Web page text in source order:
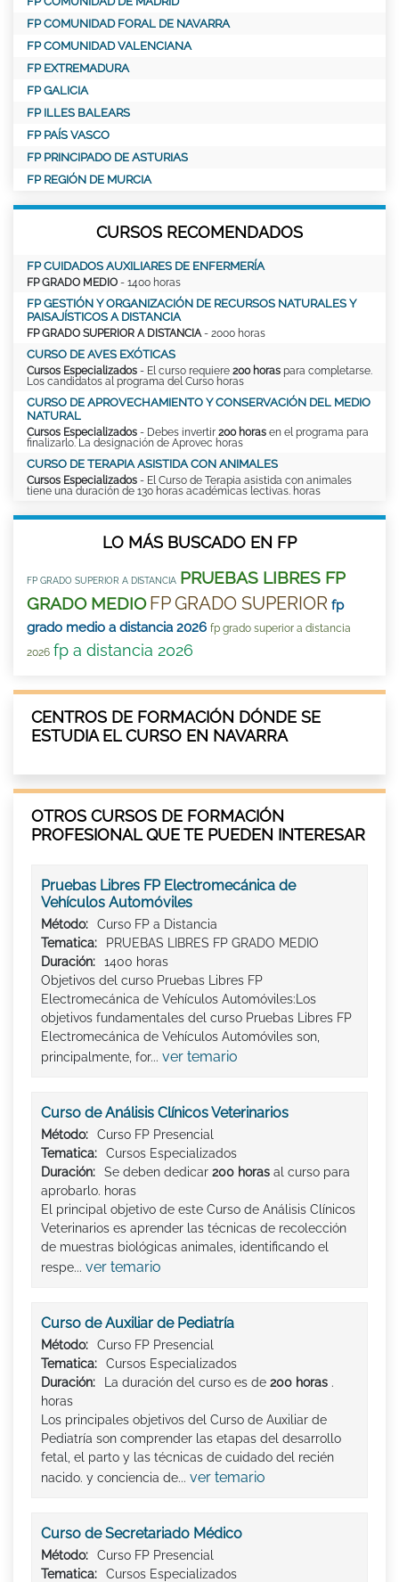
FP COMUNIDAD FORAL DE NAVARRA
FP COMUNIDAD VALENCIANA
FP EXTREMADURA
FP GALICIA
FP ILLES BALEARS
FP PAÍS VASCO
FP PRINCIPADO DE ASTURIAS
FP REGIÓN DE MURCIA
CURSOS RECOMENDADOS
FP CUIDADOS AUXILIARES DE ENFERMERÍA
FP GRADO MEDIO - 1400 horas
FP GESTIÓN Y ORGANIZACIÓN DE RECURSOS NATURALES Y
PAISAJÍSTICOS A DISTANCIA
FP GRADO SUPERIOR A DISTANCIA - 2000 horas
CURSO DE AVES EXÓTICAS
Cursos Especializados - El curso requiere 200 horas para completarse.
Los candidatos al programa del Curso horas
CURSO DE APROVECHAMIENTO Y CONSERVACIÓN DEL MEDIO
NATURAL
Cursos Especializados - Debes invertir 200 horas en el programa para
finalizarlo. La designación de Aprovec horas
CURSO DE TERAPIA ASISTIDA CON ANIMALES
Cursos Especializados - El Curso de Terapia asistida con animales
tiene una duración de 130 horas académicas lectivas. horas
LO MÁS BUSCADO EN FP
FP GRADO SUPERIOR A DISTANCIA PRUEBAS LIBRES FP
GRADO MEDIO FP GRADO SUPERIOR fp
grado medio a distancia 2026 fp grado superior a distancia
2026 fp a distancia 2026
CENTROS DE FORMACIÓN DÓNDE SE
ESTUDIA EL CURSO EN NAVARRA
OTROS CURSOS DE FORMACIÓN
PROFESIONAL QUE TE PUEDEN INTERESAR
Pruebas Libres FP Electromecánica de
Vehículos Automóviles
Método:
Curso FP a Distancia
Tematica:
PRUEBAS LIBRES FP GRADO MEDIO
Duración:
1400 horas
Objetivos del curso Pruebas Libres FP
Electromecánica de Vehículos Automóviles:Los
objetivos fundamentales del curso Pruebas Libres FP
Electromecánica de Vehículos Automóviles son,
principalmente, for... ver temario
Curso de Análisis Clínicos Veterinarios
Método:
Curso FP Presencial
Tematica:
Cursos Especializados
Duración:
Se deben dedicar 200 horas al curso para
aprobarlo. horas
El principal objetivo de este Curso de Análisis Clínicos
Veterinarios es aprender las técnicas de recolección
de muestras biológicas animales, identificando el
respe... ver temario
Curso de Auxiliar de Pediatría
Método:
Curso FP Presencial
Tematica:
Cursos Especializados
Duración:
La duración del curso es de 200 horas .
horas
Los principales objetivos del Curso de Auxiliar de
Pediatría son comprender las etapas del desarrollo
fetal, el parto y las técnicas de cuidado del recién
nacido. y conciencia de... ver temario
Curso de Secretariado Médico
Método:
Curso FP Presencial
Tematica:
Cursos Especializados